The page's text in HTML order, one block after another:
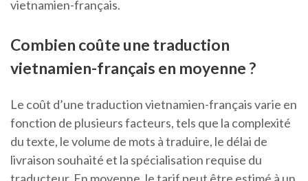
vietnamien-français.
Combien coûte une traduction
vietnamien-français en moyenne ?
Le coût d’une traduction vietnamien-français varie en
fonction de plusieurs facteurs, tels que la complexité
du texte, le volume de mots à traduire, le délai de
livraison souhaité et la spécialisation requise du